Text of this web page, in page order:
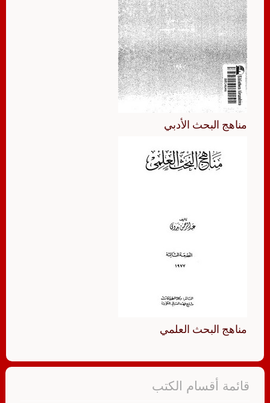
مناهج البحث الأدبي
مناهج البحث العلمي
قائمة أقسام الكتب